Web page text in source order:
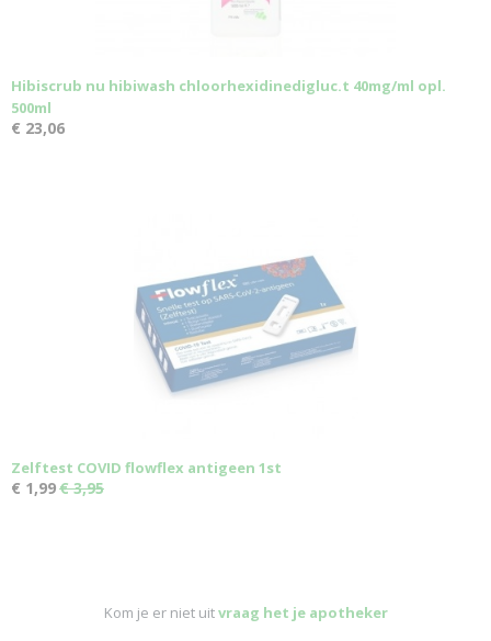
Hibiscrub nu hibiwash chloorhexidinedigluc.t 40mg/ml opl.
500ml
€ 23,06
Zelftest COVID flowflex antigeen 1st
€ 1,99€ 3,95
Kom je er niet uitvraag het je apotheker